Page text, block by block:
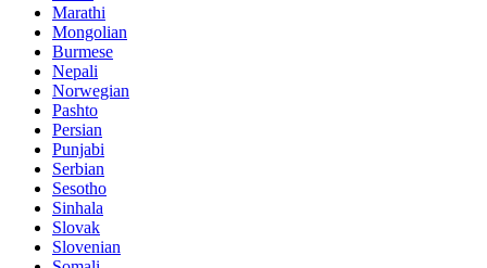
Marathi
Mongolian
Burmese
Nepali
Norwegian
Pashto
Persian
Punjabi
Serbian
Sesotho
Sinhala
Slovak
Slovenian